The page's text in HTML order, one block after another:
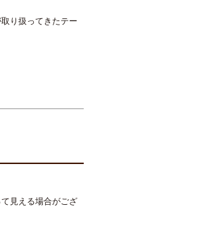
り扱ってきたテー
見える場合がござ